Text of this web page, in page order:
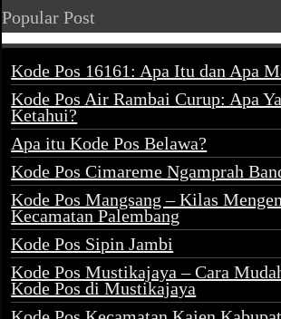
Popular Post
Kode Pos 16161: Apa Itu dan Apa
Kode Pos Air Rambai Curup: Apa
Ketahui?
Apa itu Kode Pos Belawa?
Kode Pos Cimareme Ngamprah
Kode Pos Mangsang – Kilas
Kecamatan Palembang
Kode Pos Sipin Jambi
Kode Pos Mustikajaya – Cara
Kode Pos di Mustikajaya